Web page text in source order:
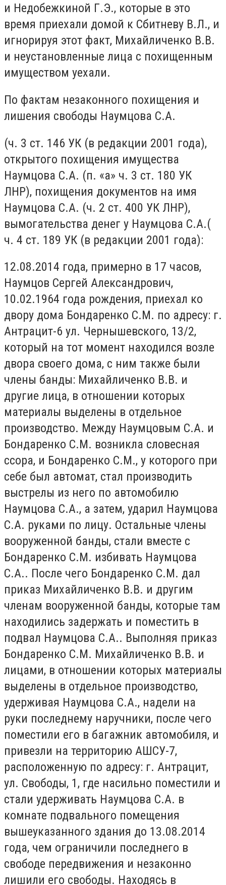
и Недобежкиной Г.Э., которые в это
время приехали домой к Сбитневу В.Л., и
игнорируя этот факт, Михайличенко В.В.
и неустановленные лица с похищенным
имуществом уехали.
По фактам незаконного похищения и
лишения свободы Наумцова С.А.
(ч. 3 ст. 146 УК (в редакции 2001 года),
открытого похищения имущества
Наумцова С.А. (п. «а» ч. 3 ст. 180 УК
ЛНР), похищения документов на имя
Наумцова С.А. (ч. 2 ст. 400 УК ЛНР),
вымогательства денег у Наумцова С.А.(
ч. 4 ст. 189 УК (в редакции 2001 года):
12.08.2014 года, примерно в 17 часов,
Наумцов Сергей Александрович,
10.02.1964 года рождения, приехал ко
двору дома Бондаренко С.М. по адресу: г.
Антрацит-6 ул. Чернышевского, 13/2,
который на тот момент находился возле
двора своего дома, с ним также были
члены банды: Михайличенко В.В. и
другие лица, в отношении которых
материалы выделены в отдельное
производство. Между Наумцовым С.А. и
Бондаренко С.М. возникла словесная
ссора, и Бондаренко С.М., у которого при
себе был автомат, стал производить
выстрелы из него по автомобилю
Наумцова С.А., а затем, ударил Наумцова
С.А. руками по лицу. Остальные члены
вооруженной банды, стали вместе с
Бондаренко С.М. избивать Наумцова
С.А.. После чего Бондаренко С.М. дал
приказ Михайличенко В.В. и другим
членам вооруженной банды, которые там
находились задержать и поместить в
подвал Наумцова С.А.. Выполняя приказ
Бондаренко С.М. Михайличенко В.В. и
лицами, в отношении которых материалы
выделены в отдельное производство,
удерживая Наумцова С.А., надели на
руки последнему наручники, после чего
поместили его в багажник автомобиля, и
привезли на территорию АШСУ-7,
расположенную по адресу: г. Антрацит,
ул. Свободы, 1, где насильно поместили и
стали удерживать Наумцова С.А. в
комнате подвального помещения
вышеуказанного здания до 13.08.2014
года, чем ограничили последнего в
свободе передвижения и незаконно
лишили его свободы. Находясь в